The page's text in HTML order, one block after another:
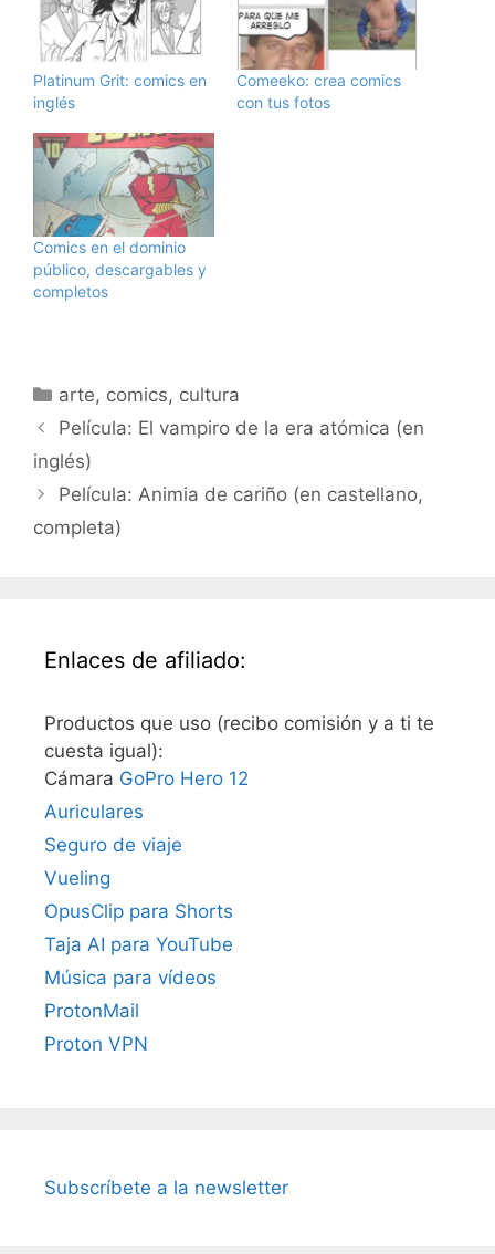
Platinum Grit: comics en
inglés
Comeeko: crea comics
con tus fotos
Comics en el dominio
público, descargables y
completos
Categorías
arte, comics, cultura
Película: El vampiro de la era atómica (en
inglés)
Película: Animia de cariño (en castellano,
completa)
Enlaces de afiliado:
Productos que uso (recibo comisión y a ti te
cuesta igual):
Cámara GoPro Hero 12
Auriculares
Seguro de viaje
Vueling
OpusClip para Shorts
Taja AI para YouTube
Música para vídeos
ProtonMail
Proton VPN
Subscríbete a la newsletter